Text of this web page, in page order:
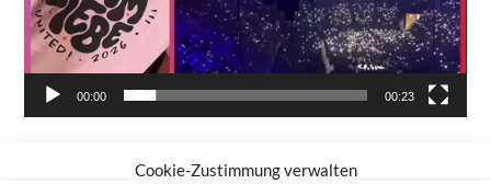
Cookie-Zustimmung verwalten
00:00 00:23